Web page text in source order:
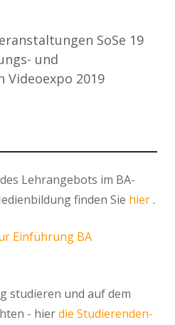
SoSe 19
und
2019
Lehrangebots im BA-
finden Sie hier.
Einführung BA
studieren und auf dem
- hierdie Studierenden-